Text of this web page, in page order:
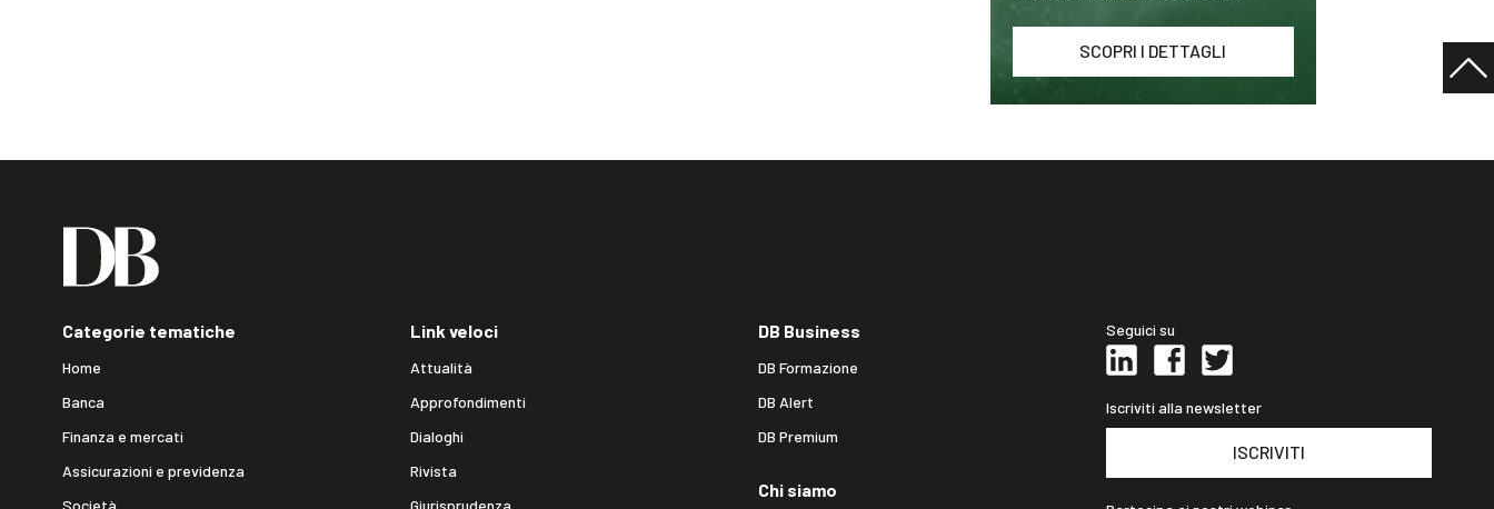
SCOPRI I DETTAGLI
Categorie tematiche
Home
Banca
Finanza e mercati
Assicurazioni e previdenza
Società
Link veloci
Attualità
Approfondimenti
Dialoghi
Rivista
Giurisprudenza
DB Business
DB Formazione
DB Alert
DB Premium
Chi siamo
Seguici su
Iscriviti alla newsletter
ISCRIVITI